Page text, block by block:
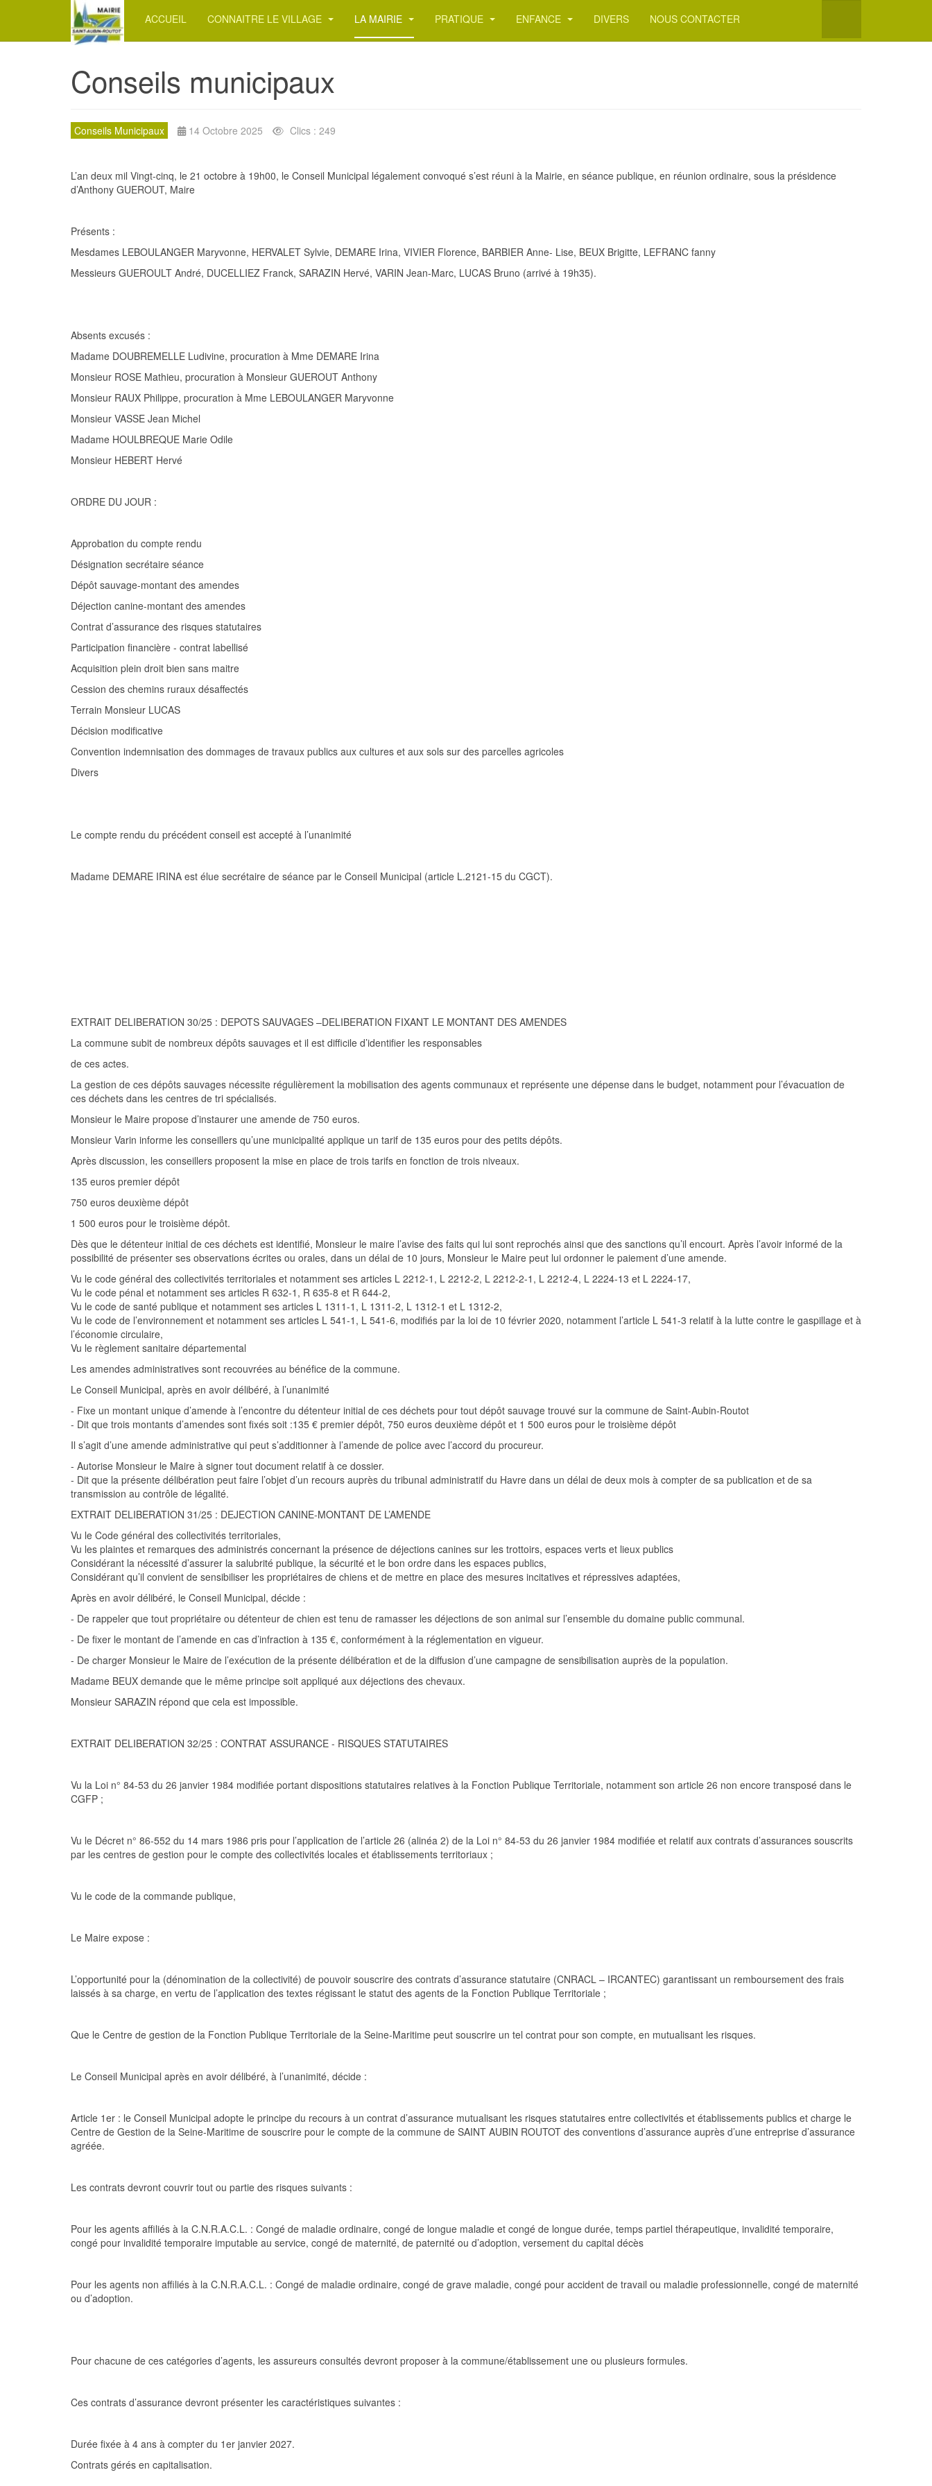
ACCUEIL CONNAITRE LE VILLAGE LA MAIRIE PRATIQUE ENFANCE DIVERS NOUS CONTACTER
Conseils municipaux
Conseils Municipaux 14 Octobre 2025 Clics : 249
L’an deux mil Vingt-cinq, le 21 octobre à 19h00, le Conseil Municipal légalement convoqué s’est réuni à la Mairie, en séance publique, en réunion ordinaire, sous la présidence
d’Anthony GUEROUT, Maire
Présents :
Mesdames LEBOULANGER Maryvonne, HERVALET Sylvie, DEMARE Irina, VIVIER Florence, BARBIER Anne- Lise, BEUX Brigitte, LEFRANC fanny
Messieurs GUEROULT André, DUCELLIEZ Franck, SARAZIN Hervé, VARIN Jean-Marc, LUCAS Bruno (arrivé à 19h35).
Absents excusés :
Madame DOUBREMELLE Ludivine, procuration à Mme DEMARE Irina
Monsieur ROSE Mathieu, procuration à Monsieur GUEROUT Anthony
Monsieur RAUX Philippe, procuration à Mme LEBOULANGER Maryvonne
Monsieur VASSE Jean Michel
Madame HOULBREQUE Marie Odile
Monsieur HEBERT Hervé
ORDRE DU JOUR :
Approbation du compte rendu
Désignation secrétaire séance
Dépôt sauvage-montant des amendes
Déjection canine-montant des amendes
Contrat d’assurance des risques statutaires
Participation financière - contrat labellisé
Acquisition plein droit bien sans maitre
Cession des chemins ruraux désaffectés
Terrain Monsieur LUCAS
Décision modificative
Convention indemnisation des dommages de travaux publics aux cultures et aux sols sur des parcelles agricoles
Divers
Le compte rendu du précédent conseil est accepté à l’unanimité
Madame DEMARE IRINA est élue secrétaire de séance par le Conseil Municipal (article L.2121-15 du CGCT).
EXTRAIT DELIBERATION 30/25 : DEPOTS SAUVAGES –DELIBERATION FIXANT LE MONTANT DES AMENDES
La commune subit de nombreux dépôts sauvages et il est difficile d’identifier les responsables
de ces actes.
La gestion de ces dépôts sauvages nécessite régulièrement la mobilisation des agents communaux et représente une dépense dans le budget, notamment pour l’évacuation de
ces déchets dans les centres de tri spécialisés.
Monsieur le Maire propose d’instaurer une amende de 750 euros.
Monsieur Varin informe les conseillers qu’une municipalité applique un tarif de 135 euros pour des petits dépôts.
Après discussion, les conseillers proposent la mise en place de trois tarifs en fonction de trois niveaux.
135 euros premier dépôt
750 euros deuxième dépôt
1 500 euros pour le troisième dépôt.
Dès que le détenteur initial de ces déchets est identifié, Monsieur le maire l’avise des faits qui lui sont reprochés ainsi que des sanctions qu’il encourt. Après l’avoir informé de la
possibilité de présenter ses observations écrites ou orales, dans un délai de 10 jours, Monsieur le Maire peut lui ordonner le paiement d’une amende.
Vu le code général des collectivités territoriales et notamment ses articles L 2212-1, L 2212-2, L 2212-2-1, L 2212-4, L 2224-13 et L 2224-17,
Vu le code pénal et notamment ses articles R 632-1, R 635-8 et R 644-2,
Vu le code de santé publique et notamment ses articles L 1311-1, L 1311-2, L 1312-1 et L 1312-2,
Vu le code de l’environnement et notamment ses articles L 541-1, L 541-6, modifiés par la loi de 10 février 2020, notamment l’article L 541-3 relatif à la lutte contre le gaspillage et à
l’économie circulaire,
Vu le règlement sanitaire départemental
Les amendes administratives sont recouvrées au bénéfice de la commune.
Le Conseil Municipal, après en avoir délibéré, à l’unanimité
- Fixe un montant unique d’amende à l’encontre du détenteur initial de ces déchets pour tout dépôt sauvage trouvé sur la commune de Saint-Aubin-Routot
- Dit que trois montants d’amendes sont fixés soit :135 € premier dépôt, 750 euros deuxième dépôt et 1 500 euros pour le troisième dépôt
Il s’agit d’une amende administrative qui peut s’additionner à l’amende de police avec l’accord du procureur.
- Autorise Monsieur le Maire à signer tout document relatif à ce dossier.
- Dit que la présente délibération peut faire l’objet d’un recours auprès du tribunal administratif du Havre dans un délai de deux mois à compter de sa publication et de sa
transmission au contrôle de légalité.
EXTRAIT DELIBERATION 31/25 : DEJECTION CANINE-MONTANT DE L’AMENDE
Vu le Code général des collectivités territoriales,
Vu les plaintes et remarques des administrés concernant la présence de déjections canines sur les trottoirs, espaces verts et lieux publics
Considérant la nécessité d’assurer la salubrité publique, la sécurité et le bon ordre dans les espaces publics,
Considérant qu’il convient de sensibiliser les propriétaires de chiens et de mettre en place des mesures incitatives et répressives adaptées,
Après en avoir délibéré, le Conseil Municipal, décide :
- De rappeler que tout propriétaire ou détenteur de chien est tenu de ramasser les déjections de son animal sur l’ensemble du domaine public communal.
- De fixer le montant de l’amende en cas d’infraction à 135 €, conformément à la réglementation en vigueur.
- De charger Monsieur le Maire de l’exécution de la présente délibération et de la diffusion d’une campagne de sensibilisation auprès de la population.
Madame BEUX demande que le même principe soit appliqué aux déjections des chevaux.
Monsieur SARAZIN répond que cela est impossible.
EXTRAIT DELIBERATION 32/25 : CONTRAT ASSURANCE - RISQUES STATUTAIRES
Vu la Loi n° 84-53 du 26 janvier 1984 modifiée portant dispositions statutaires relatives à la Fonction Publique Territoriale, notamment son article 26 non encore transposé dans le
CGFP ;
Vu le Décret n° 86-552 du 14 mars 1986 pris pour l’application de l’article 26 (alinéa 2) de la Loi n° 84-53 du 26 janvier 1984 modifiée et relatif aux contrats d’assurances souscrits
par les centres de gestion pour le compte des collectivités locales et établissements territoriaux ;
Vu le code de la commande publique,
Le Maire expose :
L’opportunité pour la (dénomination de la collectivité) de pouvoir souscrire des contrats d’assurance statutaire (CNRACL – IRCANTEC) garantissant un remboursement des frais
laissés à sa charge, en vertu de l’application des textes régissant le statut des agents de la Fonction Publique Territoriale ;
Que le Centre de gestion de la Fonction Publique Territoriale de la Seine-Maritime peut souscrire un tel contrat pour son compte, en mutualisant les risques.
Le Conseil Municipal après en avoir délibéré, à l’unanimité, décide :
Article 1er : le Conseil Municipal adopte le principe du recours à un contrat d’assurance mutualisant les risques statutaires entre collectivités et établissements publics et charge le
Centre de Gestion de la Seine-Maritime de souscrire pour le compte de la commune de SAINT AUBIN ROUTOT des conventions d’assurance auprès d’une entreprise d’assurance
agréée.
Les contrats devront couvrir tout ou partie des risques suivants :
Pour les agents affiliés à la C.N.R.A.C.L. : Congé de maladie ordinaire, congé de longue maladie et congé de longue durée, temps partiel thérapeutique, invalidité temporaire,
congé pour invalidité temporaire imputable au service, congé de maternité, de paternité ou d’adoption, versement du capital décès
Pour les agents non affiliés à la C.N.R.A.C.L. : Congé de maladie ordinaire, congé de grave maladie, congé pour accident de travail ou maladie professionnelle, congé de maternité
ou d’adoption.
Pour chacune de ces catégories d’agents, les assureurs consultés devront proposer à la commune/établissement une ou plusieurs formules.
Ces contrats d’assurance devront présenter les caractéristiques suivantes :
Durée fixée à 4 ans à compter du 1er janvier 2027.
Contrats gérés en capitalisation.